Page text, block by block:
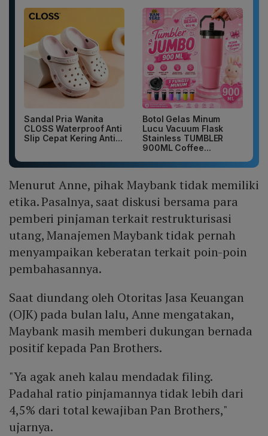
Sandal Pria Wanita
CLOSS Waterproof Anti
Slip Cepat Kering Anti...
Botol Gelas Minum
Lucu Vacuum Flask
Stainless TUMBLER
900ML Coffee...
Menurut Anne, pihak Maybank tidak memiliki
etika. Pasalnya, saat diskusi bersama para
pemberi pinjaman terkait restrukturisasi
utang, Manajemen Maybank tidak pernah
menyampaikan keberatan terkait poin-poin
pembahasannya.
Saat diundang oleh Otoritas Jasa Keuangan
(OJK) pada bulan lalu, Anne mengatakan,
Maybank masih memberi dukungan bernada
positif kepada Pan Brothers.
"Ya agak aneh kalau mendadak filing.
Padahal ratio pinjamannya tidak lebih dari
4,5% dari total kewajiban Pan Brothers,"
ujarnya.